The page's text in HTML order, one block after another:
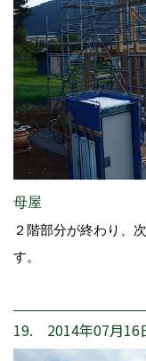
母屋
２階部分が終わり、
す。
19. 2014年07月16